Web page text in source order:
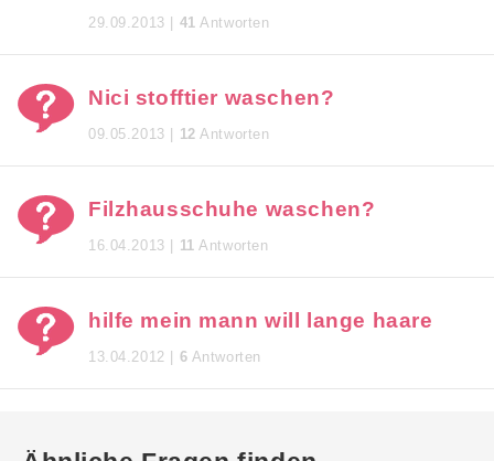
29.09.2013 | 41 Antworten
Nici stofftier waschen?
09.05.2013 | 12 Antworten
Filzhausschuhe waschen?
16.04.2013 | 11 Antworten
hilfe mein mann will lange haare
13.04.2012 | 6 Antworten